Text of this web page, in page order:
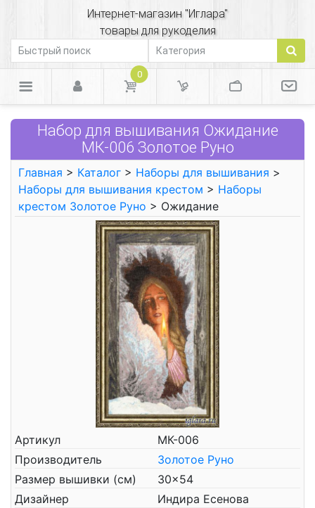
Интернет-магазин "Иглара"
товары для рукоделия
0
Набор для вышивания Ожидание
МК-006 Золотое Руно
Главная > Каталог > Наборы для вышивания >
Наборы для вышивания крестом > Наборы
крестом Золотое Руно > Ожидание
Артикул
МК-006
Производитель
Золотое Руно
Размер вышивки (см)
30x54
Дизайнер
Индира Есенова